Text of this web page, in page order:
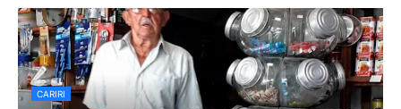
CARIRI